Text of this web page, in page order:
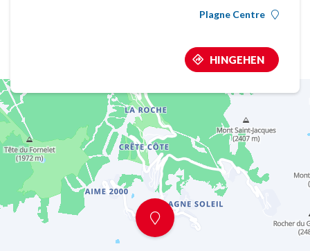
Plagne Centre
HINGEHEN